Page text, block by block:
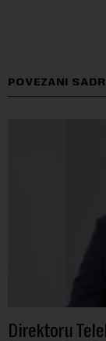
POVEZANI
Direktoru